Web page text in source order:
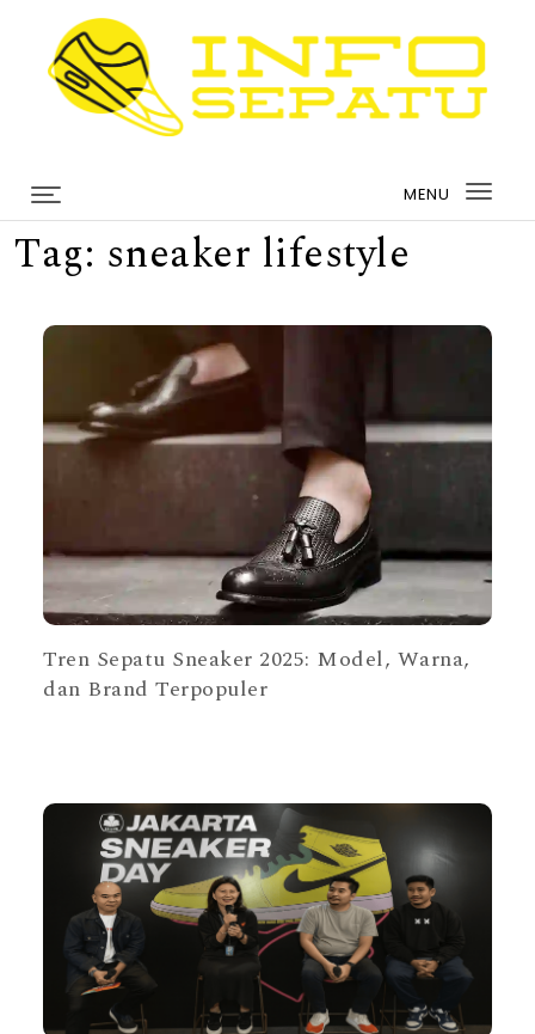
Skip to content
MENU
Tag: sneaker lifestyle
Tren Sepatu Sneaker 2025: Model, Warna,
dan Brand Terpopuler